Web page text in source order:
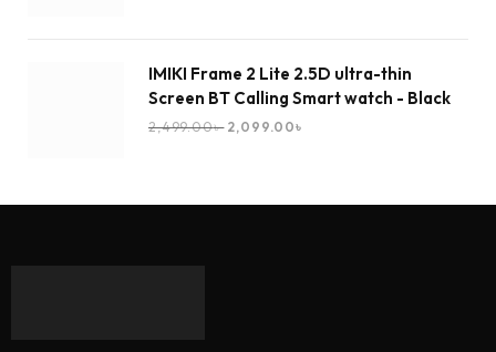
IMIKI Frame 2 Lite 2.5D ultra-thin
Screen BT Calling Smart watch - Black
2,499.00৳ 2,099.00৳